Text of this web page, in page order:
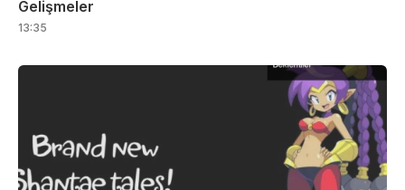
Gelişmeler
13:35